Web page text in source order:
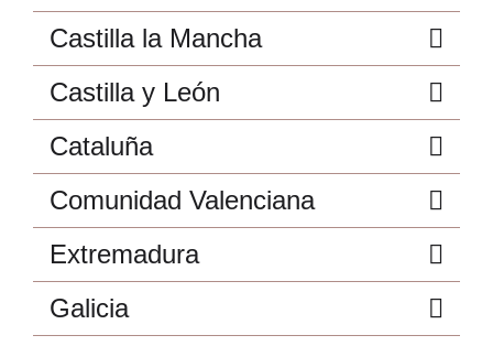
Castilla la Mancha
Castilla y León
Cataluña
Comunidad Valenciana
Extremadura
Galicia